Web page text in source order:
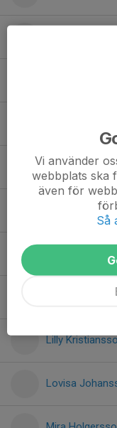
Gustaf Malm
Hugo Görling
Lilly
Lovisa
Vi använder
webbplats ska
även för
Så